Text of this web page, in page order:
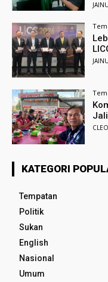
KATEGORI
Tempatan
Politik
Sukan
English
Nasional
Umum